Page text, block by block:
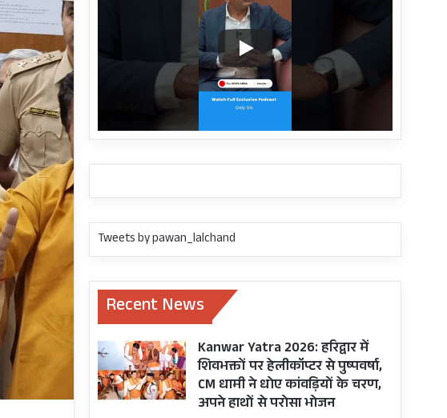
Tweets by pawan_lalchand
Recent News
Kanwar Yatra 2026: हरिद्वार में
शिवभक्तों पर हेलीकॉप्टर से पुष्पवर्षा,
CM धामी ने धोए कांवड़ियों के चरण,
अपने हाथों से परोसा भोजन